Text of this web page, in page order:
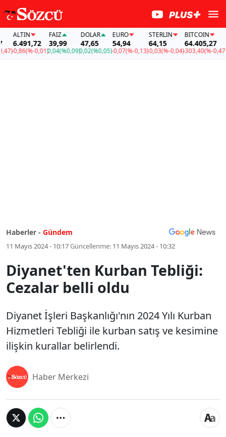
ALTIN
6.491,72
-0,86(%-0,01)
FAİZ
39,99
0,04(%0,09)
DOLAR
47,65
0,02(%0,05)
EURO
54,94
-0,07(%-0,13)
STERLIN
64,15
-0,03(%-0,04)
BITCOIN
64.405,27
-303,40(%-0,47)-
Haberler - Gündem
11 Mayıs 2024 - 10:17Güncellenme: 11 Mayıs 2024 - 10:32
Diyanet'ten Kurban Tebliği:
Cezalar belli oldu
Diyanet İşleri Başkanlığı'nın 2024 Yılı Kurban
Hizmetleri Tebliği ile kurban satış ve kesimine
ilişkin kurallar belirlendi.
Haber Merkezi